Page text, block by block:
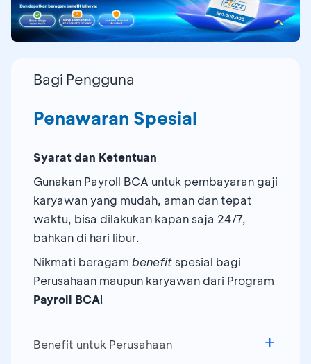
Bagi Pengguna
Penawaran Spesial
Syarat dan Ketentuan
Gunakan Payroll BCA untuk pembayaran gaji
karyawan yang mudah, aman dan tepat
waktu, bisa dilakukan kapan saja 24/7,
bahkan di hari libur.
Nikmati beragam benefit spesial bagi
Perusahaan maupun karyawan dari Program
Payroll BCA!
Benefit untuk Perusahaan